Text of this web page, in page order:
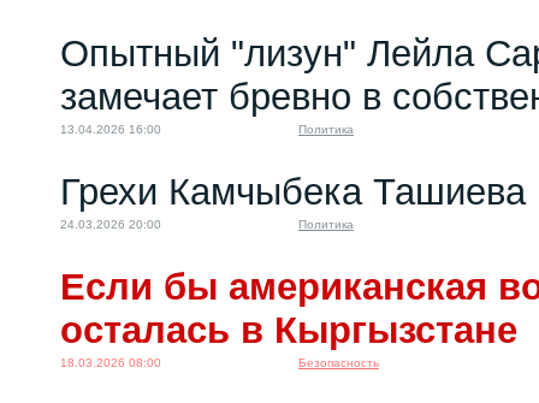
Опытный "лизун" Лейла
замечает бревно в
13.04.2026 16:00 Политика
Грехи Камчыбека Ташиева
24.03.2026 20:00 Политика
Если бы американская
осталась в Кыргызстане
18.03.2026 08:00 Безопасность